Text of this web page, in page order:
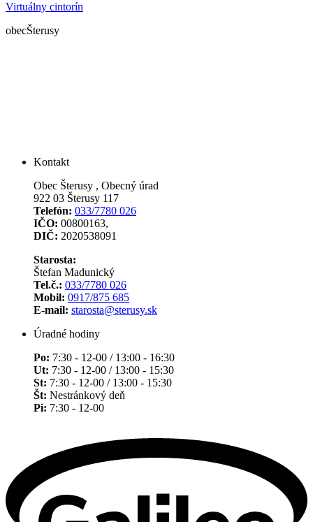
Virtuálny cintorín
obecŠterusy
Kontakt
Obec Šterusy , Obecný úrad
922 03 Šterusy 117
Telefón: 033/7780 026
IČO: 00800163,
DIČ: 2020538091
Starosta:
Štefan Madunický
Tel.č.: 033/7780 026
Mobil: 0917/875 685
E-mail: starosta@sterusy.sk
Úradné hodiny
Po: 7:30 - 12-00 / 13:00 - 16:30
Ut: 7:30 - 12-00 / 13:00 - 15:30
St: 7:30 - 12-00 / 13:00 - 15:30
Št: Nestránkový deň
Pi: 7:30 - 12-00